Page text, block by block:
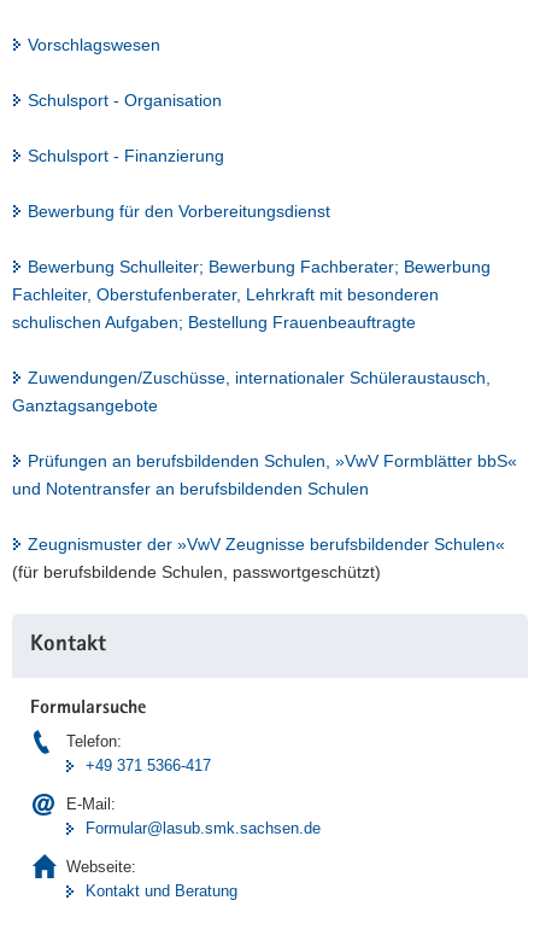
Vorschlagswesen
Schulsport - Organisation
Schulsport - Finanzierung
Bewerbung für den Vorbereitungsdienst
Bewerbung Schulleiter; Bewerbung Fachberater; Bewerbung
Fachleiter, Oberstufenberater, Lehrkraft mit besonderen
schulischen Aufgaben; Bestellung Frauenbeauftragte
Zuwendungen/Zuschüsse, internationaler Schüleraustausch,
Ganztagsangebote
Prüfungen an berufsbildenden Schulen, »VwV Formblätter bbS«
und Notentransfer an berufsbildenden Schulen
Zeugnismuster der »VwV Zeugnisse berufsbildender Schulen«
(für berufsbildende Schulen, passwortgeschützt)
Information
Kontakt
Formularsuche
Telefon:
+49 371 5366-417
E-Mail:
Formular@lasub.smk.sachsen.de
Webseite:
Kontakt und Beratung